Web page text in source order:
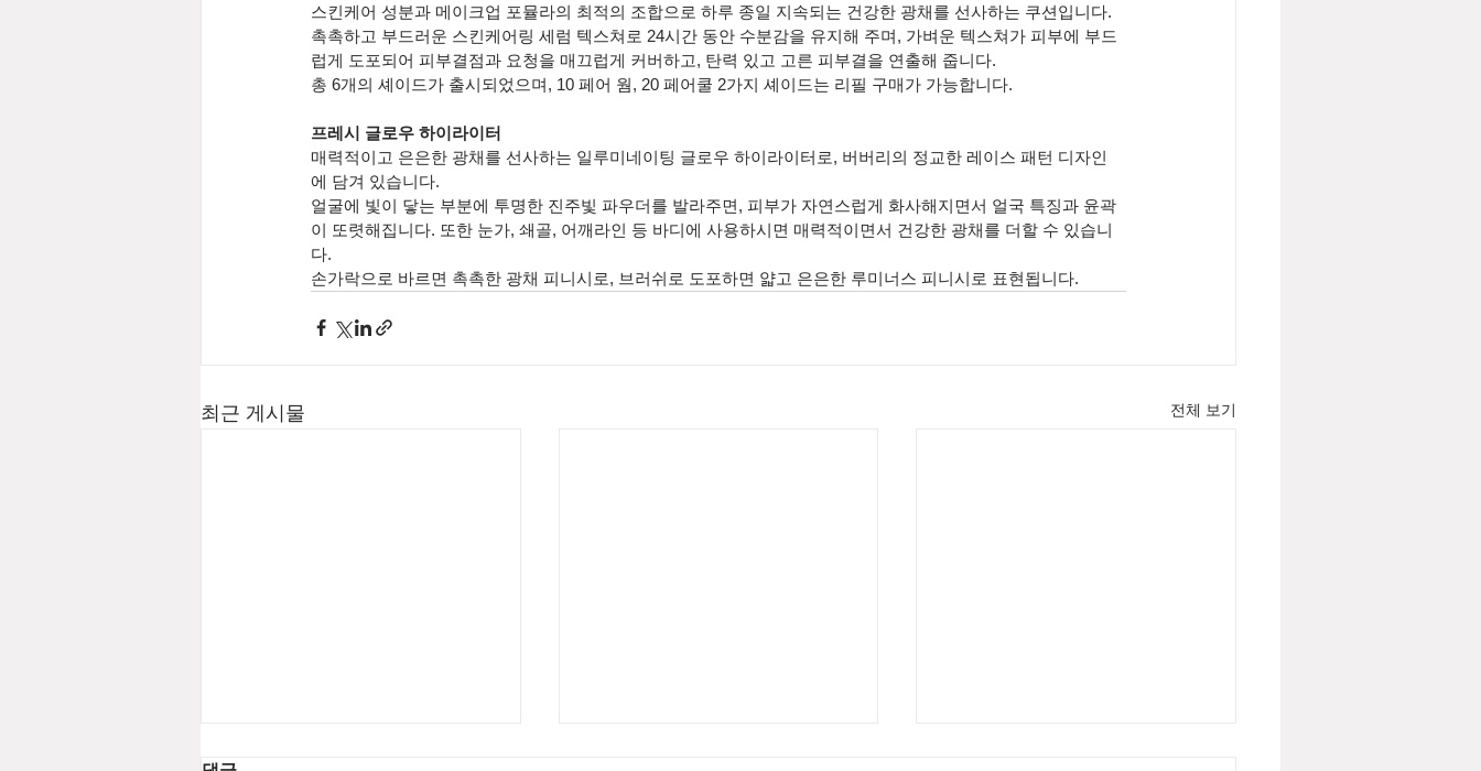
스킨케어 성분과 메이크업 포뮬라의 최적의 조합으로 하루 종일 지속되는 건강한 광채를 선사하는 쿠션입니다.
촉촉하고 부드러운 스킨케어링 세럼 텍스쳐로 24시간 동안 수분감을 유지해 주며, 가벼운 텍스쳐가 피부에 부드
럽게 도포되어 피부결점과 요청을 매끄럽게 커버하고, 탄력 있고 고른 피부결을 연출해 줍니다.
총 6개의 셰이드가 출시되었으며, 10 페어 웜, 20 페어쿨 2가지 셰이드는 리필 구매가 가능합니다.
프레시 글로우 하이라이터
매력적이고 은은한 광채를 선사하는 일루미네이팅 글로우 하이라이터로, 버버리의 정교한 레이스 패턴 디자인
에 담겨 있습니다.
얼굴에 빛이 닿는 부분에 투명한 진주빛 파우더를 발라주면, 피부가 자연스럽게 화사해지면서 얼국 특징과 윤곽
이 또렷해집니다. 또한 눈가, 쇄골, 어깨라인 등 바디에 사용하시면 매력적이면서 건강한 광채를 더할 수 있습니
다.
손가락으로 바르면 촉촉한 광채 피니시로, 브러쉬로 도포하면 얇고 은은한 루미너스 피니시로 표현됩니다.
최근 게시물 전체 보기